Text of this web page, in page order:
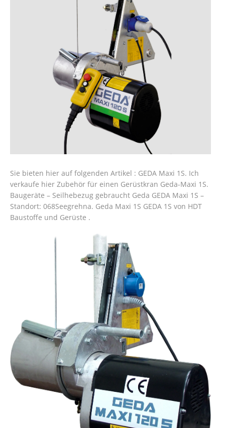
Sie bieten hier auf folgenden Artikel : GEDA Maxi 1S. Ich
verkaufe hier Zubehör für einen Gerüstkran Geda-Maxi 1S.
Baugeräte – Seilhebezug gebraucht Geda GEDA Maxi 1S –
Standort: 068Seegrehna. Geda Maxi 1S GEDA 1S von HDT
Baustoffe und Gerüste .